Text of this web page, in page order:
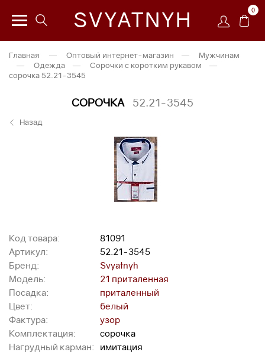
SVYATNYH 0
Главная — Оптовый интернет-магазин —
Мужчинам
—
Одежда — Сорочки с коротким рукавом
—
сорочка 52.21-3545
СОРОЧКА 52.21-3545
Назад
Код товара:
81091
Артикул:
52.21-3545
Бренд:
Svyatnyh
Модель:
21 приталенная
Посадка:
приталенный
Цвет:
белый
Фактура:
узор
Комплектация:
сорочка
Нагрудный карман:
имитация